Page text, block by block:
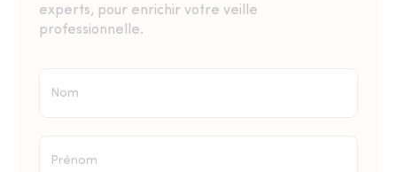
experts, pour enrichir votre veille
professionnelle.